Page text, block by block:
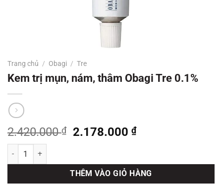
Trang chủ / Obagi / Tre
Kem trị mụn, nám, thâm Obagi Tre 0.1%
2.420.000₫
Giá
2.420.000 ₫.
2.178.000₫Giá
là:
2.178.000 ₫.
Kem trị mụn, nám, thâm Obagi Tre 0.1% số lượng
THÊM VÀO GIỎ HÀNG